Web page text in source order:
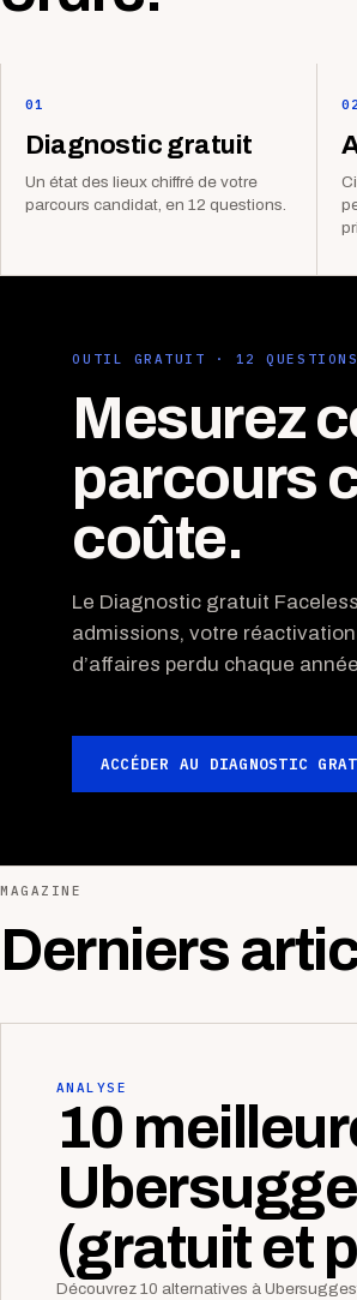
01
Diagnostic gratuit
Un état des lieux chiffré de votre
parcours candidat, en 12 questions.
OUTIL GRATUIT · 12
Mesurez
parcours
coûte.
Le Diagnostic gratuit
admissions, votre
d’affaires perdu chaque
ACCÉDER AU DIAGNOSTIC
MAGAZINE
Derniers
ANALYSE
10
(gratuit et
Découvrez 10 alternatives à